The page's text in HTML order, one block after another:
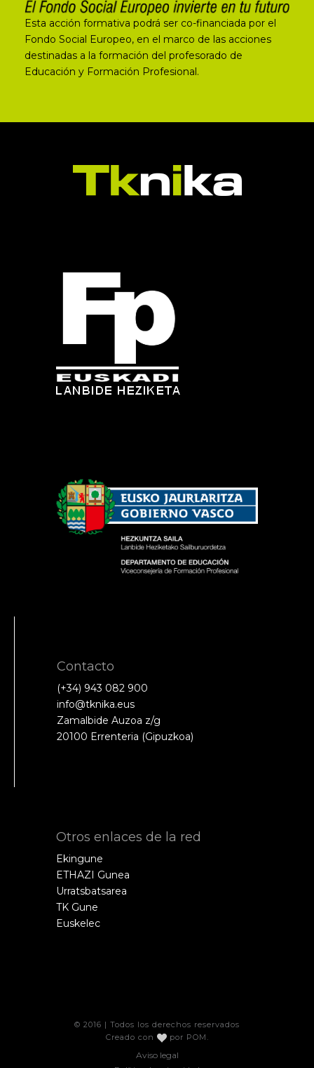
Esta acción formativa podrá ser co-financiada por el
Fondo Social Europeo, en el marco de las acciones
destinadas a la formación del profesorado de
Educación y Formación Profesional.
Contacto
(+34) 943 082 900
info@tknika.eus
Zamalbide Auzoa z/g
20100 Errenteria (Gipuzkoa)
Otros enlaces de la red
Ekingune
ETHAZI Gunea
Urratsbatsarea
TK Gune
Euskelec
© 2016 | Todos los derechos reservados
Creado con
por POM .
Aviso legal